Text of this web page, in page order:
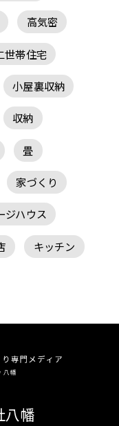
高気密
世帯住宅
小屋裏収納
収納
畳
家づくり
ジハウス
キッチン
八幡